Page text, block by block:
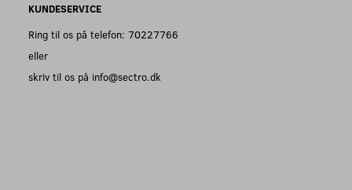
KUNDESERVICE
Ring til os på telefon: 70227766
eller
skriv til os på info@sectro.dk